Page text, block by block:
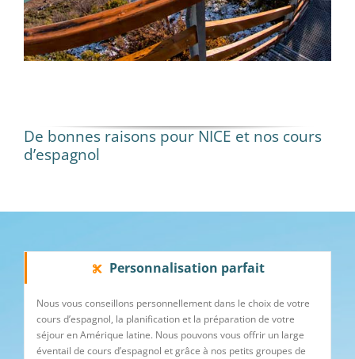
De bonnes raisons pour NICE et nos cours
d’espagnol
Personnalisation parfait
Nous vous conseillons personnellement dans le choix de votre
cours d’espagnol, la planification et la préparation de votre
séjour en Amérique latine. Nous pouvons vous offrir un large
éventail de cours d’espagnol et grâce à nos petits groupes de